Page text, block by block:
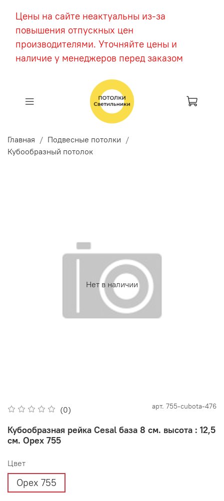
Цены на сайте неактуальны из-за
повышения отпускных цен
производителями. Уточняйте цены и
наличие у менеджеров перед заказом
Главная
Подвесные потолки
Кубообразный потолок
Нет в наличии
(0) арт. 755-cubota-476
Кубообразная рейка Cesal база 8 см. высота : 12,5
см. Орех 755
Цвет
Орех 755